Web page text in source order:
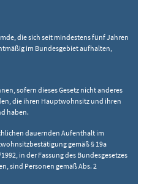
die sich seit mindestens fünf Jahren
im Bundesgebiet aufhalten,
sofern dieses Gesetz nicht anderes
die ihren Hauptwohnsitz und ihren
haben.
dauernden Aufenthalt im
gemäß § 19a
in der Fassung des Bundesgesetzes
sind Personen gemäß Abs. 2